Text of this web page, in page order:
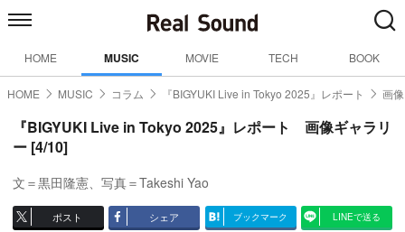
HOME MUSIC MOVIE TECH BOOK
HOME MUSIC コラム 『BIGYUKI Live in Tokyo 2025』レポート 画
『BIGYUKI Live in Tokyo 2025』レポート 画像ギャラリ
ー [4/10]
文＝黒田隆憲、写真＝Takeshi Yao
ポスト シェア ブックマーク LINEで送る